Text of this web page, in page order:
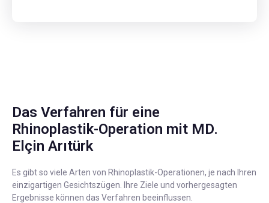
Das Verfahren für eine
Rhinoplastik-Operation mit MD.
Elçin Arıtürk
Es gibt so viele Arten von Rhinoplastik-Operationen, je nach Ihren
einzigartigen Gesichtszügen. Ihre Ziele und vorhergesagten
Ergebnisse können das Verfahren beeinflussen.